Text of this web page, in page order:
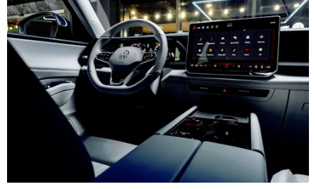
Lần đầu tiên trong phân khúc, xe được trang bị ghế thương
gia Queen Seat dành cho hành khách phía trước – một
trang bị hoàn toàn mới, mang lại chuẩn mực tiện nghi cao
cấp thường chỉ xuất hiện trên những mẫu xe hạng sang.
Không gian nội thất được thiết kế theo triết lý Sang trọng –
Tiện dụng – Số hóa của Volkswagen. Ghế Queen Seat mang
lại trải nghiệm đẳng cấp với chất liệu da cao cấp, chỉnh điện
14 hướng, massage 8 chế độ, làm mát – sưởi và đệm đỡ